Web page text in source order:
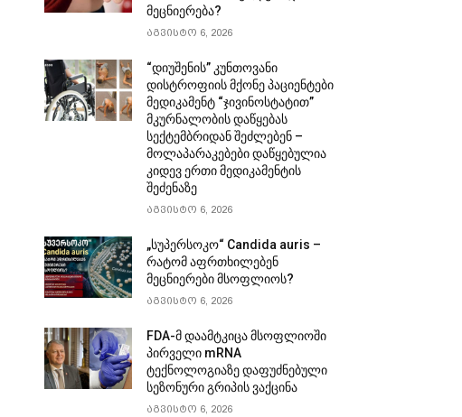
მეცნიერება?
აგვისტო 6, 2026
“დიუშენის” კუნთოვანი
დისტროფიის მქონე პაციენტები
მედიკამენტ “ჯივინოსტატით”
მკურნალობის დაწყებას
სექტემბრიდან შეძლებენ –
მოლაპარაკებები დაწყებულია
კიდევ ერთი მედიკამენტის
შეძენაზე
აგვისტო 6, 2026
„სუპერსოკო“ Candida auris –
რატომ აფრთხილებენ
მეცნიერები მსოფლიოს?
აგვისტო 6, 2026
FDA-მ დაამტკიცა მსოფლიოში
პირველი mRNA
ტექნოლოგიაზე დაფუძნებული
სეზონური გრიპის ვაქცინა
აგვისტო 6, 2026